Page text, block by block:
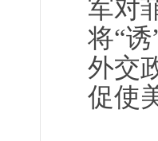
军对
将“
外交
促使